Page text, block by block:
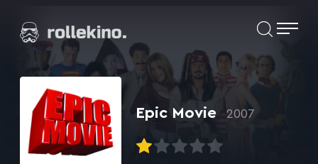
suoraan
sisältöön
Elokuvat ja elokuva-arviot | Rollekino.fi
Fiilistelyä
lopputekstien
jälkeen.
Epic Movie 2007